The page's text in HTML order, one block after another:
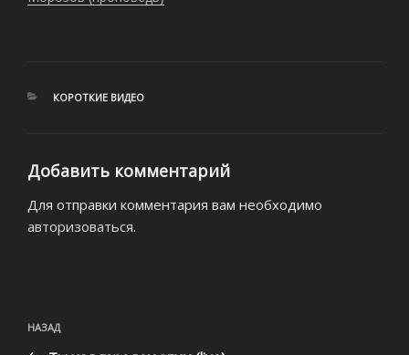
РУБРИКИ
КОРОТКИЕ ВИДЕО
Добавить комментарий
Для отправки комментария вам необходимо
авторизоваться.
по
Предыдущая
запись:
НАЗАД